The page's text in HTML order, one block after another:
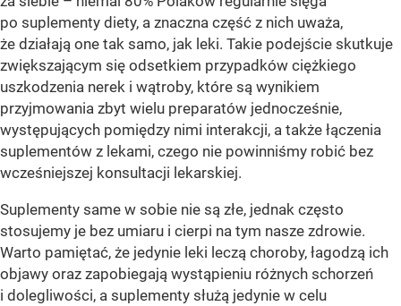
po suplementy diety, a znaczna część z nich uważa,
że działają one tak samo, jak leki. Takie podejście skutkuje
zwiększającym się odsetkiem przypadków ciężkiego
uszkodzenia nerek i wątroby, które są wynikiem
przyjmowania zbyt wielu preparatów jednocześnie,
występujących pomiędzy nimi interakcji, a także łączenia
suplementów z lekami, czego nie powinniśmy robić bez
wcześniejszej konsultacji lekarskiej.
Suplementy same w sobie nie są złe, jednak często
stosujemy je bez umiaru i cierpi na tym nasze zdrowie.
Warto pamiętać, że jedynie leki leczą choroby, łagodzą ich
objawy oraz zapobiegają wystąpieniu różnych schorzeń
i dolegliwości, a suplementy służą jedynie w celu